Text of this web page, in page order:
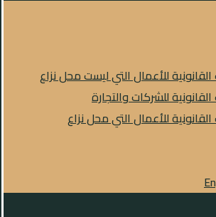
للأعمال التي ليست محل نزاع
للشركات والتجارة
للأعمال التي محل نزاع